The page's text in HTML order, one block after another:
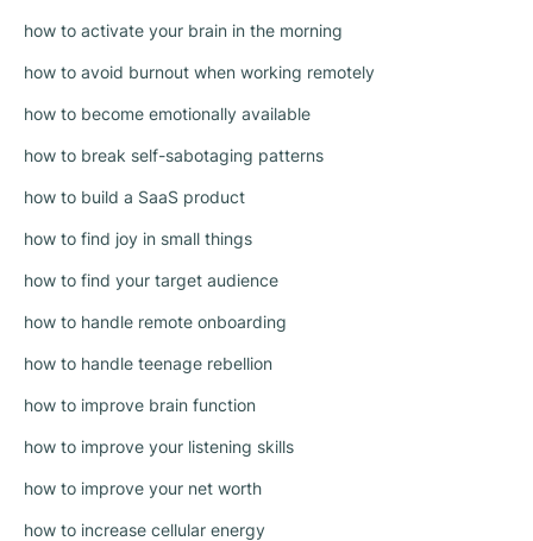
how to activate your brain in the morning
how to avoid burnout when working remotely
how to become emotionally available
how to break self-sabotaging patterns
how to build a SaaS product
how to find joy in small things
how to find your target audience
how to handle remote onboarding
how to handle teenage rebellion
how to improve brain function
how to improve your listening skills
how to improve your net worth
how to increase cellular energy